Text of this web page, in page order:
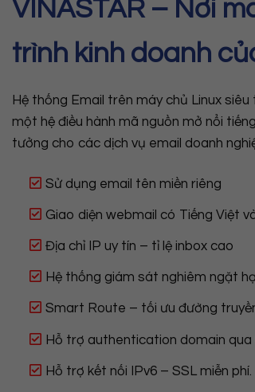
VINASTAR – Nơi
trình kinh doanh
Hệ thống Email trên máy chủ Linux
một hệ điều hành mã nguồn mở nổi
tưởng cho các dịch vụ email doanh
Sử dụng email tên miền riêng
Giao diện webmail có Tiếng Việt
Địa chỉ IP uy tín – tỉ lệ inbox cao
Hệ thống giám sát nghiêm ngặt
Smart Route – tối ưu đường
Hỗ trợ authentication domain qua
Hỗ trợ kết nối IPv6 – SSL miễn phí.